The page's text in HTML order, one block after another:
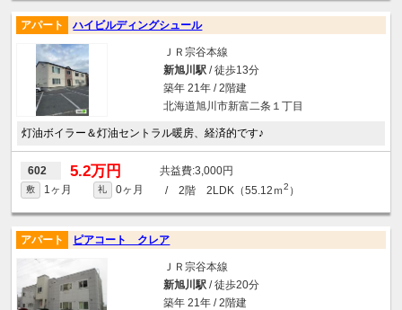
アパート ハイビルディングシュール
ＪＲ宗谷本線
新旭川駅/ 徒歩13分
築年 21年 / 2階建
北海道旭川市新富二条１丁目
灯油ボイラー＆灯油セントラル暖房、経済的です♪
602 5.2万円 3,000円
敷 1ヶ月 礼 0ヶ月 / 2階 2LDK（55.12ｍ2 ）
アパート ピアコート クレア
ＪＲ宗谷本線
新旭川駅/ 徒歩20分
築年 21年 / 2階建